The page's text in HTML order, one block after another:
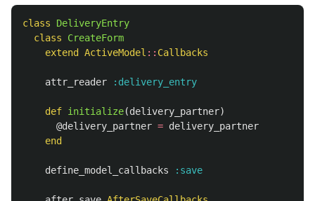
class
DeliveryEntry
class
CreateForm
extend
ActiveModel :: Callbacks
attr_reader :delivery_entry
def initialize(delivery_partner)
@delivery_partner = delivery_partner
end
define_model_callbacks :save